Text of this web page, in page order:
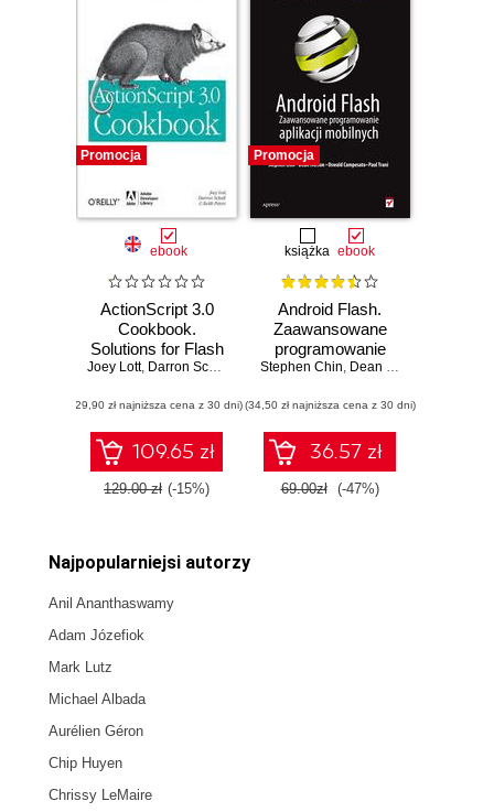
Promocja
ebook
ActionScript 3.0
Cookbook.
Solutions for Flash
Platform and Flex
Developers
Joey Lott, Darron Schall Keith Peters
(29,90 zł najniższa cena z 30 dni)
109.65 zł
129.00 zł (-15%)
Promocja
książka ebook
Android Flash.
Zaawansowane
programowanie
aplikacji mobilnych
Stephen Chin, Dean Iverson
(34,50 zł najniższa cena z 30 dni)
36.57 zł
69.00zł (-47%)
Najpopularniejsi autorzy
Anil Ananthaswamy
Adam Józefiok
Mark Lutz
Michael Albada
Aurélien Géron
Chip Huyen
Chrissy LeMaire